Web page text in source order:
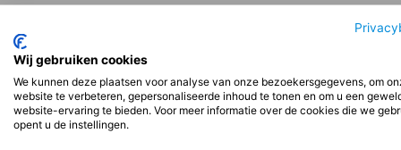
Wij gebruiken cookies
We kunnen deze plaatsen voor analyse van onze bezoekersgegevens, om
website te verbeteren, gepersonaliseerde inhoud te tonen en om u een
website-ervaring te bieden. Voor meer informatie over de cookies die we
opent u de instellingen.
Beschrijving